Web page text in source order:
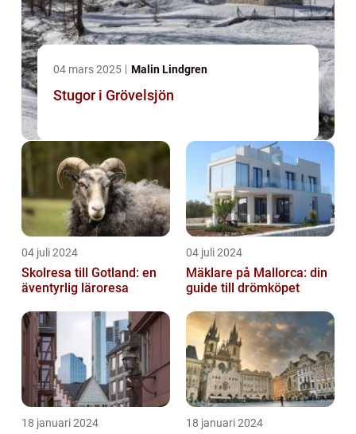
04 mars 2025 Malin Lindgren
Stugor i Grövelsjön
04 juli 2024
Skolresa till Gotland: en
äventyrlig läroresa
04 juli 2024
Mäklare på Mallorca: din
guide till drömköpet
18 januari 2024 18 januari 2024